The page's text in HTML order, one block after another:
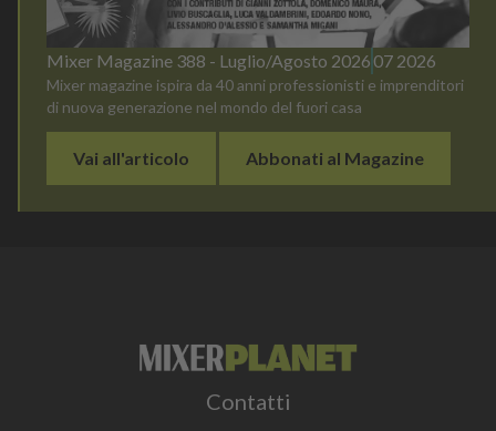
Mixer Magazine 388 - Luglio/Agosto 2026 07 2026
Mixer magazine ispira da 40 anni professionisti e imprenditori
di nuova generazione nel mondo del fuori casa
Vai all'articolo Abbonati al Magazine
Contatti